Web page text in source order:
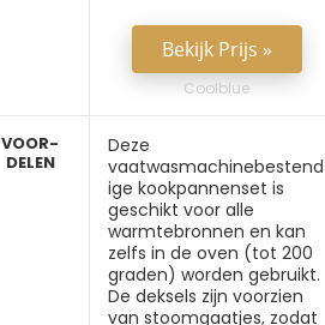
VOOR-
DELEN
Bekijk Prijs »
Coolblue
Deze
vaatwasmachinebestend
ige kookpannenset is
geschikt voor alle
warmtebronnen en kan
zelfs in de oven (tot 200
graden) worden gebruikt.
De deksels zijn voorzien
van stoomgaatjes, zodat